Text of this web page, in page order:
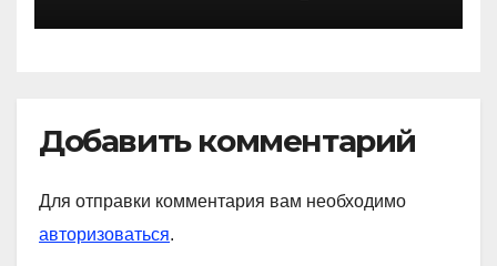
знаковые достижения
Добавить комментарий
Для отправки комментария вам необходимо
авторизоваться.